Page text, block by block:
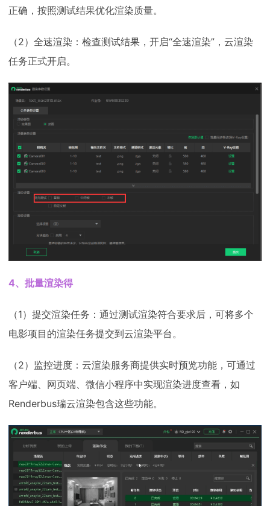
正确，按照测试结果优化渲染质量。
（2）全速渲染：检查测试结果，开启“全速渲染”，云渲染
任务正式开启。
4、批量渲染得
（1）提交渲染任务：通过测试渲染符合要求后，可将多个
电影项目的渲染任务提交到云渲染平台。
（2）监控进度：云渲染服务商提供实时预览功能，可通过
客户端、网页端、微信小程序中实现渲染进度查看，如
Renderbus瑞云渲染包含这些功能。